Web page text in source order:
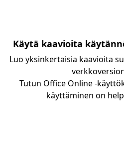
Käytä kaavioita
Luo yksinkertaisia kaavioita
Tutun Office Online -
käyttäminen on